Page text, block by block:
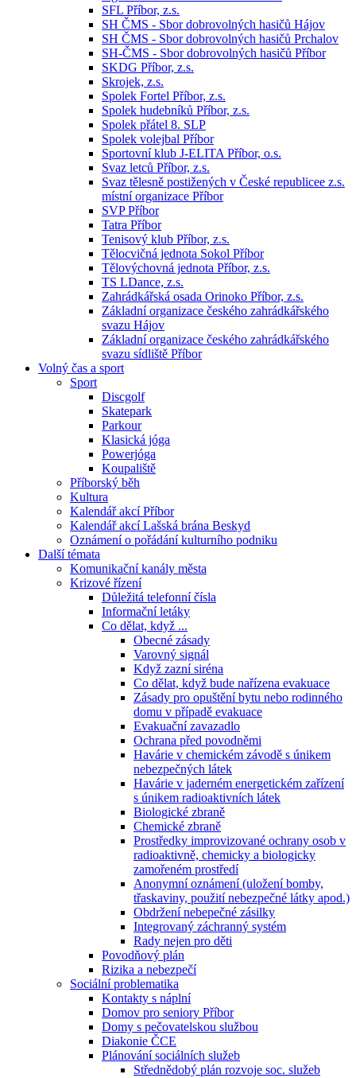
SFL Příbor, z.s.
SH ČMS - Sbor dobrovolných hasičů Hájov
SH ČMS - Sbor dobrovolných hasičů Prchalov
SH-ČMS - Sbor dobrovolných hasičů Příbor
SKDG Příbor, z.s.
Skrojek, z.s.
Spolek Fortel Příbor, z.s.
Spolek hudebníků Příbor, z.s.
Spolek přátel 8. SLP
Spolek volejbal Příbor
Sportovní klub J-ELITA Příbor, o.s.
Svaz letců Příbor, z.s.
Svaz tělesně postižených v České republicee z.s.
místní organizace Příbor
SVP Příbor
Tatra Příbor
Tenisový klub Příbor, z.s.
Tělocvičná jednota Sokol Příbor
Tělovýchovná jednota Příbor, z.s.
TS LDance, z.s.
Zahrádkářská osada Orinoko Příbor, z.s.
Základní organizace českého zahrádkářského
svazu Hájov
Základní organizace českého zahrádkářského
svazu sídliště Příbor
Volný čas a sport
Sport
Discgolf
Skatepark
Parkour
Klasická jóga
Powerjóga
Koupaliště
Příborský běh
Kultura
Kalendář akcí Příbor
Kalendář akcí Lašská brána Beskyd
Oznámení o pořádání kulturního podniku
Další témata
Komunikační kanály města
Krizové řízení
Důležitá telefonní čísla
Informační letáky
Co dělat, když ...
Obecné zásady
Varovný signál
Když zazní siréna
Co dělat, když bude nařízena evakuace
Zásady pro opuštění bytu nebo rodinného
domu v případě evakuace
Evakuační zavazadlo
Ochrana před povodněmi
Havárie v chemickém závodě s únikem
nebezpečných látek
Havárie v jaderném energetickém zařízení
s únikem radioaktivních látek
Biologické zbraně
Chemické zbraně
Prostředky improvizované ochrany osob v
radioaktivně, chemicky a biologicky
zamořeném prostředí
Anonymní oznámení (uložení bomby,
třaskaviny, použití nebezpečné látky apod.)
Obdržení nebepečné zásilky
Integrovaný záchranný systém
Rady nejen pro děti
Povodňový plán
Rizika a nebezpečí
Sociální problematika
Kontakty s náplní
Domov pro seniory Příbor
Domy s pečovatelskou službou
Diakonie ČCE
Plánování sociálních služeb
Střednědobý plán rozvoje soc. služeb